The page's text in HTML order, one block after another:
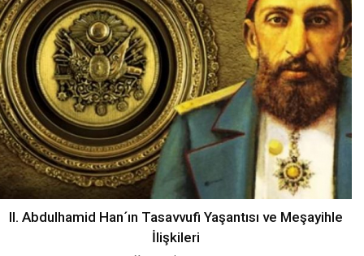
II. Abdulhamid Han´ın Tasavvufi Yaşantısı ve Meşayihle
İlişkileri